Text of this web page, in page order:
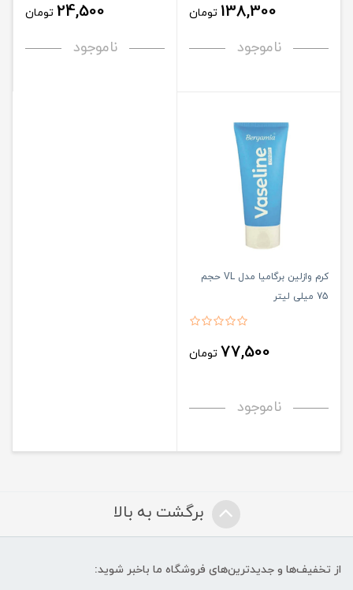
138,300 تومان
ناموجود
24,500 تومان
ناموجود
کرم وازلین برگامیا مدل VL حجم
75 میلی لیتر
77,500 تومان
ناموجود
برگشت به بالا
از تخفیف‌ها و جدیدترین‌های فروشگاه ما باخبر شوید: